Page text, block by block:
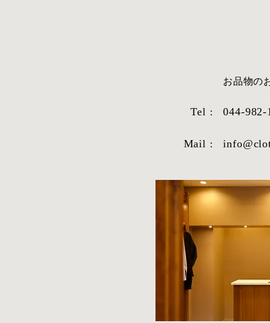
お品物の
Tel : 044-982-
Mail :